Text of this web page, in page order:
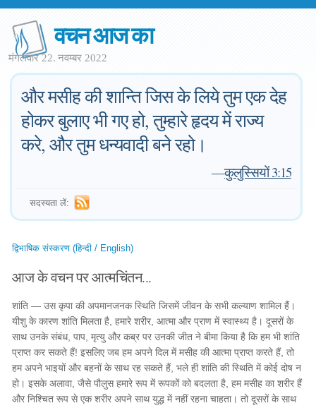
वचन आज का
मंगलवार 22. नवम्बर 2022
और मसीह की शान्ति जिस के लिये तुम एक देह
होकर बुलाए भी गए हो, तुम्हारे हृदय में राज्य
करे, और तुम धन्यवादी बने रहो।
—कुलुस्सियों 3:15
सदस्यता लें:
द्विभाषिक संस्करण (हिन्दी / English)
आज के वचन पर आत्मचिंतन...
शांति — उस कृपा की अपमानजनक स्थिति जिसमें जीवन के सभी कल्याण शामिल हैं।
यीशु के कारण शांति मिलता है, हमारे शरीर, आत्मा और प्राण में स्वास्थ्य है। दूसरों के
साथ उनके संबंध, पाप, मृत्यु और कब्र पर उनकी जीत ने बीमा किया है कि हम भी शांति
प्राप्त कर सकते हैं! इसलिए जब हम अपने दिल में मसीह की आत्मा प्राप्त करते हैं, तो
हम अपने भाइयों और बहनों के साथ रह सकते हैं, भले ही शांति की स्थिति में कोई दोष न
हो। इसके अलावा, जैसे पौलुस हमारे रूप में रूपकों को बदलता है, हम मसीह का शरीर हैं
और निश्चित रूप से एक शरीर अपने साथ युद्ध में नहीं रहना चाहता। तो दूसरों के साथ